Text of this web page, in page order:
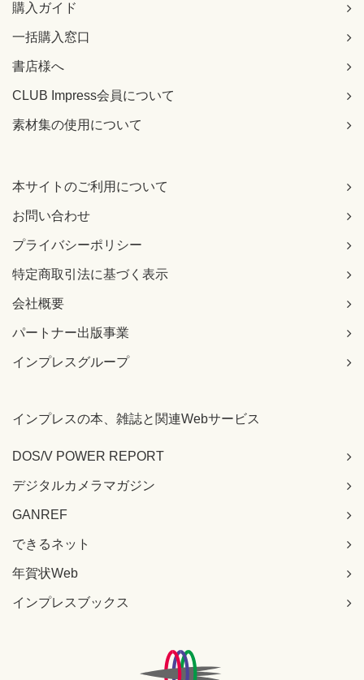
購入ガイド
一括購入窓口
書店様へ
CLUB Impress会員について
素材集の使用について
本サイトのご利用について
お問い合わせ
プライバシーポリシー
特定商取引法に基づく表示
会社概要
パートナー出版事業
インプレスグループ
インプレスの本、雑誌と関連Webサービス
DOS/V POWER REPORT
デジタルカメラマガジン
GANREF
できるネット
年賀状Web
インプレスブックス